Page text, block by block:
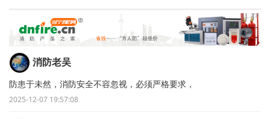
消防老吴
防患于未然，消防安全不容忽视，必须严格要求，
2025-12-07 19:57:08